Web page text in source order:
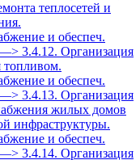
теплосетей и
и обеспеч.
3.4.12. Организация
топливом.
и обеспеч.
3.4.13. Организация
жилых домов
инфраструктуры.
и обеспеч.
3.4.14. Организация